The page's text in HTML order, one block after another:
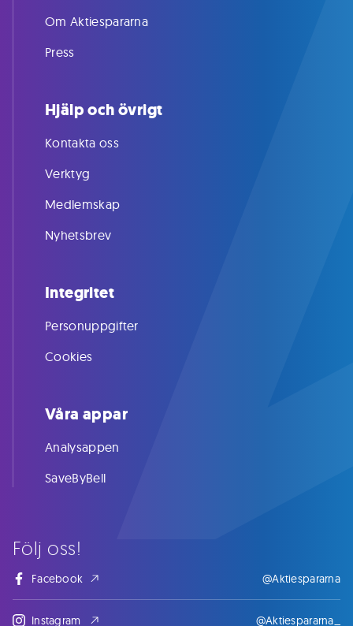
Följ oss!
Facebook @Aktiespararna
Instagram @Aktiespararna_
Om Aktiespararna
Press
Hjälp och övrigt
Kontakta oss
Verktyg
Medlemskap
Nyhetsbrev
Integritet
Personuppgifter
Cookies
Våra appar
Analysappen
SaveByBell